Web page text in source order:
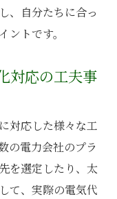
、自分たちに合っ
トです。
対応の工夫事
対応した様々な工
の電力会社のプラ
を選定したり、太
て、実際の電気代